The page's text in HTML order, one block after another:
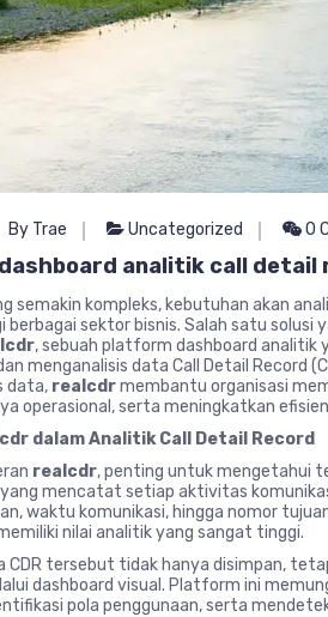
By Trae Uncategorized 0
analitik call detail
semakin kompleks, kebutuhan akan
berbagai sektor bisnis. Salah satu solusi
, sebuah platform dashboard analitik
menganalisis data Call Detail Record
data, realcdrmembantu organisasi
operasional, serta meningkatkan
dalam Analitik Call Detail Record
realcdr, penting untuk mengetahui
yang mencatat setiap aktivitas
waktu komunikasi, hingga nomor
nilai analitik yang sangat tinggi.
CDR tersebut tidak hanya disimpan,
dashboard visual. Platform ini
pola penggunaan, serta